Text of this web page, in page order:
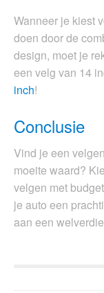
Wanneer je kiest
doen door de
design, moet je
een velg van 14
inch!
Conclusie
Vind je een
moeite waard?
velgen met
je auto een
aan een